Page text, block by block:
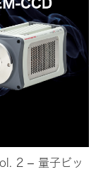
2 – 量子ビッ